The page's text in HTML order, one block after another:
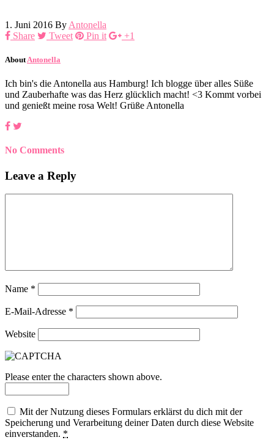
1. Juni 2016 By Antonella
Share
Tweet Pin it +1
About Antonella
Ich bin's die Antonella aus Hamburg! Ich blogge über alles Süße
und Zauberhafte was das Herz glücklich macht! <3 Kommt vorbei
und genießt meine rosa Welt! Grüße Antonella
No Comments
Leave a Reply
Name *
E-Mail-Adresse *
Website
Please enter the characters shown above.
Mit der Nutzung dieses Formulars erklärst du dich mit der
Speicherung und Verarbeitung deiner Daten durch diese Website
einverstanden. *